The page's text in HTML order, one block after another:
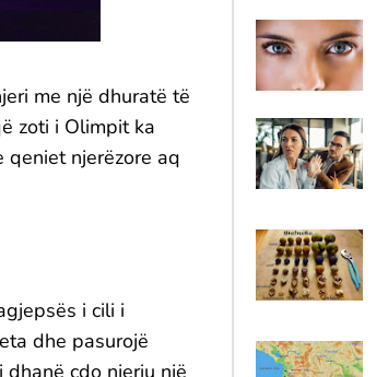
me një dhuratë të
zoti i Olimpit ka
qeniet njerëzore aq
i cili i
dhe pasurojë
çdo njeriu një